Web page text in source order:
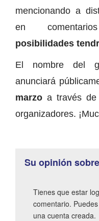
mencionando a
en
posibilidades
El nombre del
anunciará
marzo a través
organizadores.
Su opinión
Tienes que estar
comentario. Puedes
una cuenta creada.